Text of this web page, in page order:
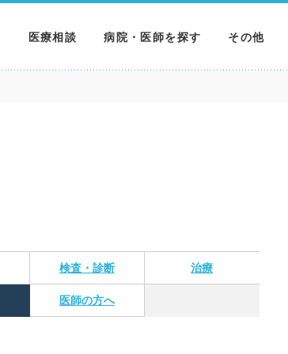
医療相談 病院・医師を探す
病院を探す
その他
MNニュー
検査・診断 治療
医師の方へ